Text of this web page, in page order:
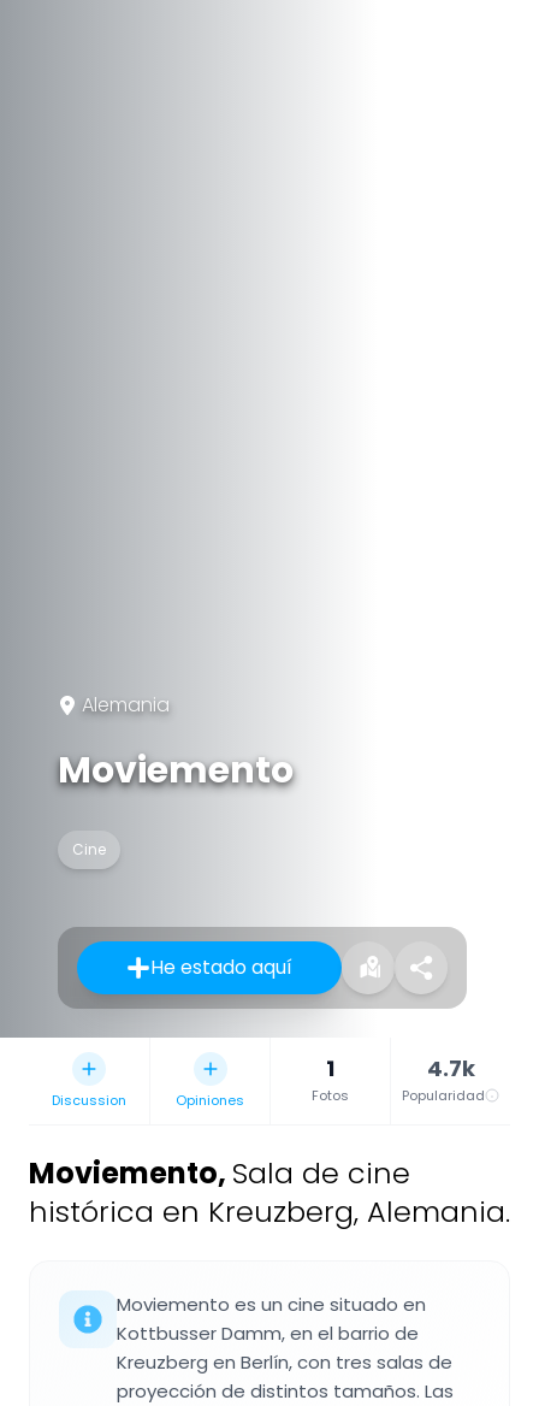
Alemania
Moviemento
Cine
He estado aquí
Discussion Opiniones
1
Fotos
4.7k
Popularidad
Moviemento, Sala de cine
histórica en Kreuzberg, Alemania.
Moviemento es un cine situado en
Kottbusser Damm, en el barrio de
Kreuzberg en Berlín, con tres salas de
proyección de distintos tamaños. Las